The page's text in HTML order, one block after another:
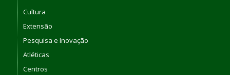
Cultura
Extensão
Pesquisa e Inovação
Atléticas
Centros